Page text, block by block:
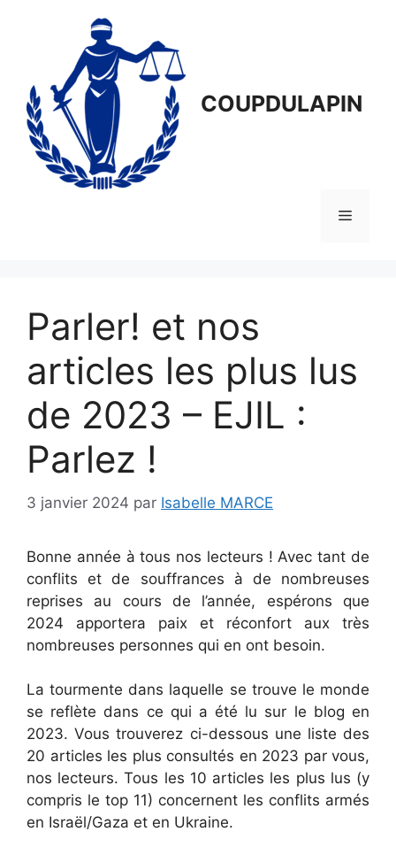
COUPDULAPIN
Menu
Parler! et nos
articles les plus lus
de 2023 – EJIL :
Parlez !
3 janvier 2024 par Isabelle MARCE
Bonne année à tous nos lecteurs ! Avec tant de
conflits et de souffrances à de nombreuses
reprises au cours de l’année, espérons que
2024 apportera paix et réconfort aux très
nombreuses personnes qui en ont besoin.
La tourmente dans laquelle se trouve le monde
se reflète dans ce qui a été lu sur le blog en
2023. Vous trouverez ci-dessous une liste des
20 articles les plus consultés en 2023 par vous,
nos lecteurs. Tous les 10 articles les plus lus (y
compris le top 11) concernent les conflits armés
en Israël/Gaza et en Ukraine.